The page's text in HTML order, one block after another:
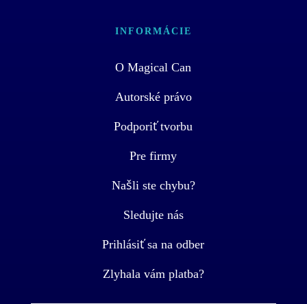
INFORMÁCIE
O Magical Can
Autorské právo
Podporiť tvorbu
Pre firmy
Našli ste chybu?
Sledujte nás
Prihlásiť sa na odber
Zlyhala vám platba?